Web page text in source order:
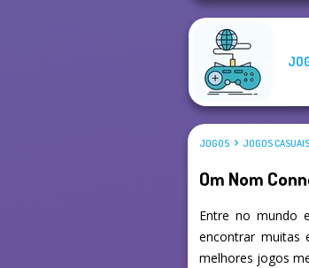
JOGOS JOGOS CASUAIS
Om Nom
Entre no mundo
encontrar muitas
melhores jogos